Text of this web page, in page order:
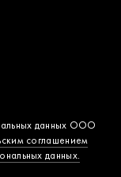
данных ООО
соглашением
данных.